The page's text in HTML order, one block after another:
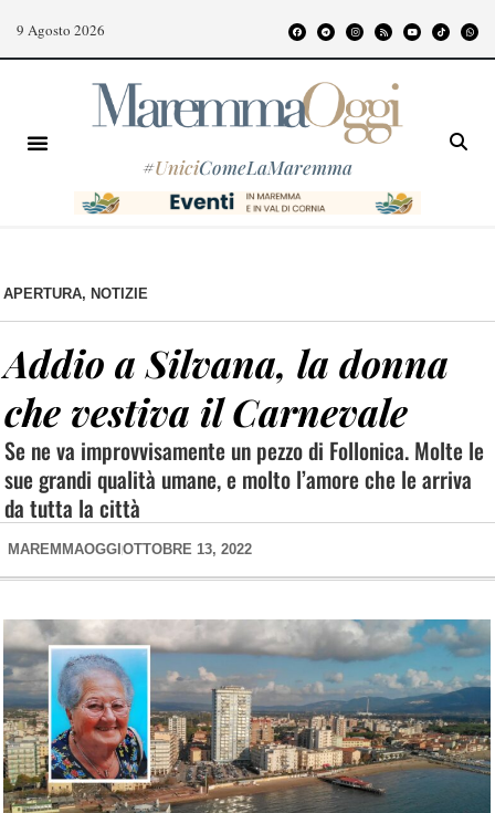
9 Agosto 2026
#UniciComeLaMaremma
APERTURA, NOTIZIE
Addio a Silvana, la donna
che vestiva il Carnevale
Se ne va improvvisamente un pezzo di Follonica. Molte le
sue grandi qualità umane, e molto l’amore che le arriva
da tutta la città
MAREMMAOGGI OTTOBRE 13, 2022